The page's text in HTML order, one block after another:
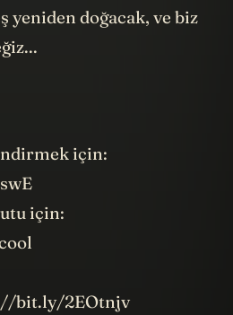
yeniden doğacak, ve biz
için:
için:
bit.ly/2EOtnjv